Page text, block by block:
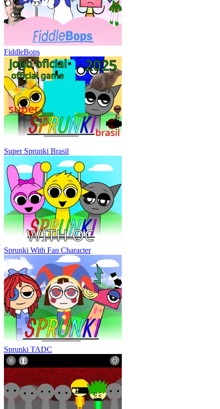
FiddleBops
Super Sprunki Brasil
Sprunki With Fan Character
Sprunki TADC